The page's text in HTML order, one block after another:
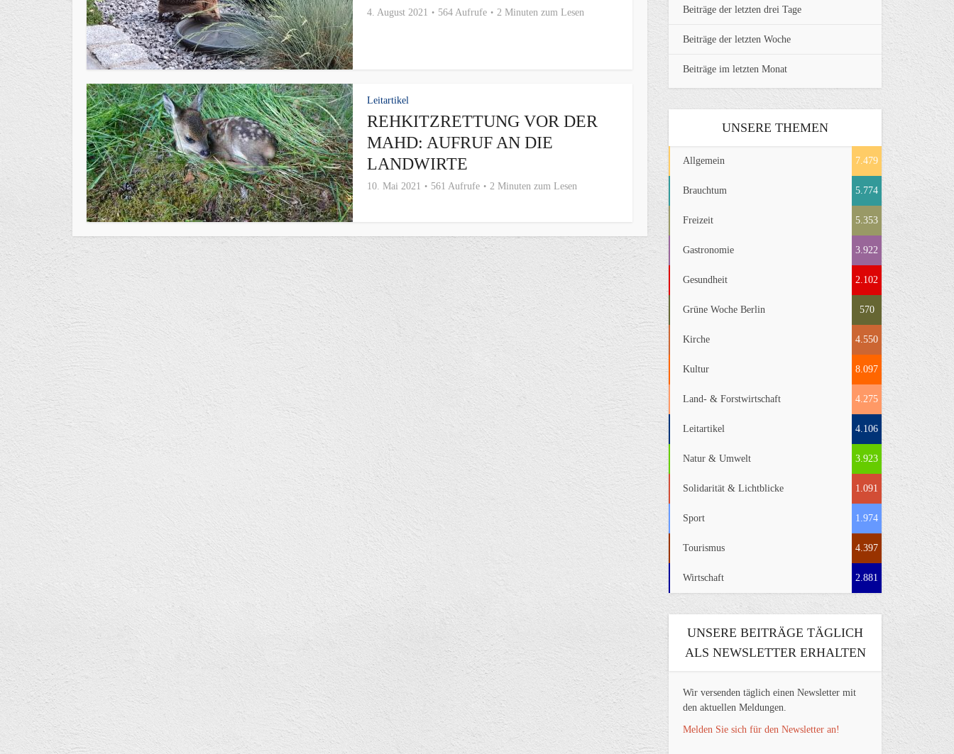
4. August 2021 564 Aufrufe 2 Minuten zum Lesen
Leitartikel
REHKITZRETTUNG VOR DER
MAHD: AUFRUF AN DIE
LANDWIRTE
10. Mai 2021 561 Aufrufe 2 Minuten zum Lesen
Beiträge der letzten drei Tage
Beiträge der letzten Woche
Beiträge im letzten Monat
UNSERE THEMEN
Allgemein 7.479
Brauchtum 5.774
Freizeit 5.353
Gastronomie 3.922
Gesundheit 2.102
Grüne Woche Berlin 570
Kirche 4.550
Kultur 8.097
Land- & Forstwirtschaft 4.275
Leitartikel 4.106
Natur & Umwelt 3.923
Solidarität & Lichtblicke 1.091
Sport 1.974
Tourismus 4.397
Wirtschaft 2.881
UNSERE BEITRÄGE TÄGLICH
ALS NEWSLETTER ERHALTEN
Wir versenden täglich einen Newsletter mit
den aktuellen Meldungen.
Melden Sie sich für den Newsletter an!